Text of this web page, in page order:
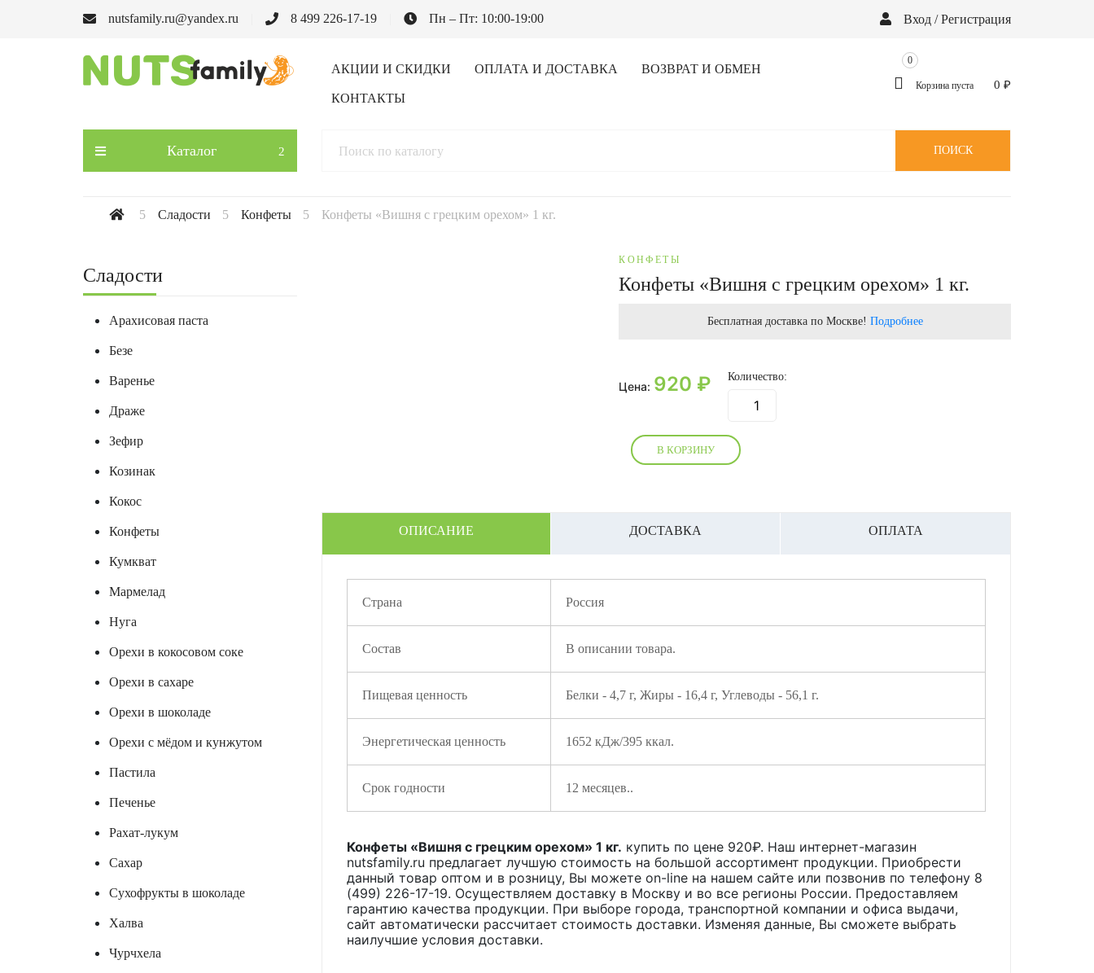
nutsfamily.ru@yandex.ru 8 499 226-17-19 Пн – Пт: 10:00-19:00 Вход / Регистрация
АКЦИИ И СКИДКИ ОПЛАТА И ДОСТАВКА ВОЗВРАТ И ОБМЕН
КОНТАКТЫ
Корзина пуста
0
0 ₽
Каталог ПОИСК
Сладости Конфеты Конфеты «Вишня с грецким орехом» 1 кг.
Сладости
Арахисовая паста
Безе
Варенье
Драже
Зефир
Козинак
Кокос
Конфеты
Кумкват
Мармелад
Нуга
Орехи в кокосовом соке
Орехи в сахаре
Орехи в шоколаде
Орехи с мёдом и кунжутом
Пастила
Печенье
Рахат-лукум
Сахар
Сухофрукты в шоколаде
Халва
Чурчхела
КОНФЕТЫ
Конфеты «Вишня с грецким орехом» 1 кг.
Бесплатная доставка по Москве! Подробнее
Цена: 920 ₽ Количество:
В КОРЗИНУ
ОПИСАНИЕ ДОСТАВКА ОПЛАТА
Страна Россия
Состав В описании товара.
Пищевая ценность Белки - 4,7 г, Жиры - 16,4 г, Углеводы - 56,1 г.
Энергетическая ценность 1652 кДж/395 ккал.
Срок годности 12 месяцев..
Конфеты «Вишня с грецким орехом» 1 кг. купить по цене 920₽. Наш интернет-магазин
nutsfamily.ru предлагает лучшую стоимость на большой ассортимент продукции. Приобрести
данный товар оптом и в розницу, Вы можете on-line на нашем сайте или позвонив по телефону 8
(499) 226-17-19. Осуществляем доставку в Москву и во все регионы России. Предоставляем
гарантию качества продукции. При выборе города, транспортной компании и офиса выдачи,
сайт автоматически рассчитает стоимость доставки. Изменяя данные, Вы сможете выбрать
наилучшие условия доставки.